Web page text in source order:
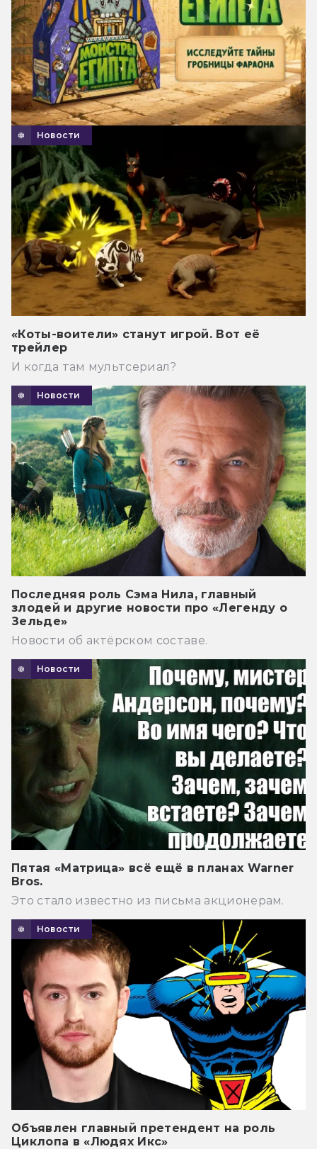
Новости
«Коты-воители» станут игрой. Вот её
трейлер
И когда там мультсериал?
Новости
Последняя роль Сэма Нила, главный
злодей и другие новости про «Легенду о
Зельде»
Новости об актёрском составе.
Новости
Пятая «Матрица» всё ещё в планах Warner
Bros.
Это стало известно из письма акционерам.
Новости
Объявлен главный претендент на роль
Циклопа в «Людях Икс»